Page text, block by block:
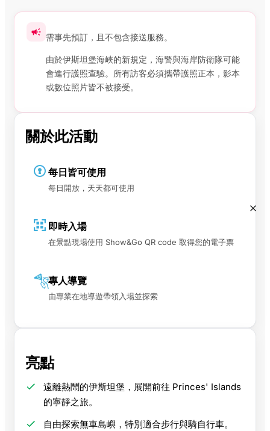
需事先預訂，且不包含接送服務。
由於伊斯坦堡海峽的新規定，海警與海岸防衛隊可能
會進行護照查驗。所有訪客必須攜帶護照正本，影本
或數位照片皆不被接受。
關於此活動
每日皆可使用
每日開放，天天都可使用
即時入場
在景點現場使用 Show&Go QR code 取得您的電子票
專人導覽
由專業在地導遊帶領入場並探索
亮點
遠離熱鬧的伊斯坦堡，展開前往 Princes' Islands
的寧靜之旅。
自由探索無車島嶼，特別適合步行與騎自行車。